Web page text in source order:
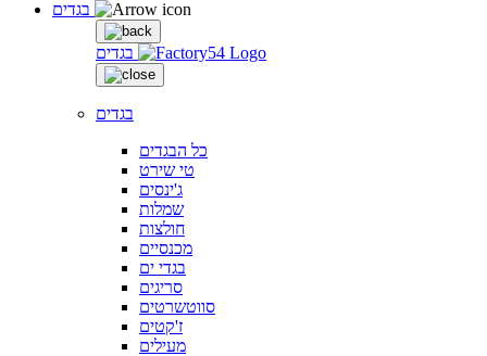
בגדים
בגדים
כל הבגדים
טי שירט
ג'ינסים
שמלות
חולצות
מכנסיים
בגדי ים
סריגים
סווטשרטים
ז'קטים
מעילים